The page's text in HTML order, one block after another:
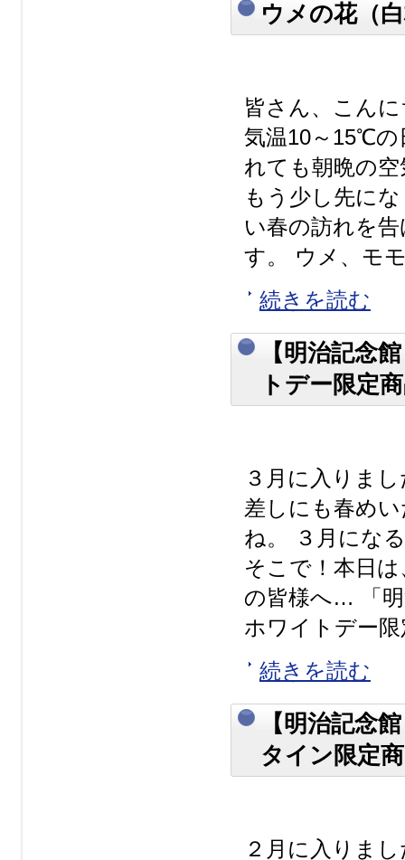
ウメの花（
皆さん、こん
気温10～15℃の
れても朝晩の
もう少し先に
い春の訪れを
す。 ウメ、モ
続きを読む
【明治記念
トデー限定
３月に入りま
差しにも春め
ね。 ３月にな
そこで！本日
の皆様へ… 「
ホワイトデー
続きを読む
【明治記念
タイン限定
２月に入りま